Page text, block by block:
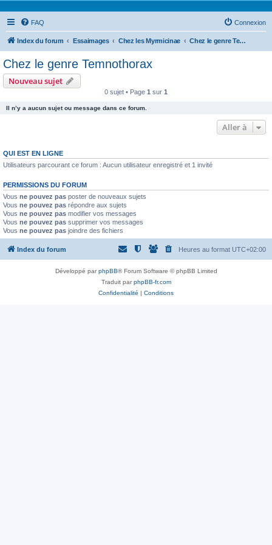
FAQ Connexion
Index du forum Essaimages Chez les Myrmicinae Chez le genre Temnothorax
Chez le genre Temnothorax
Nouveau sujet
0 sujet • Page 1 sur 1
Il n’y a aucun sujet ou message dans ce forum.
Aller à
QUI EST EN LIGNE
Utilisateurs parcourant ce forum : Aucun utilisateur enregistré et 1 invité
PERMISSIONS DU FORUM
Vous ne pouvez pas poster de nouveaux sujets
Vous ne pouvez pas répondre aux sujets
Vous ne pouvez pas modifier vos messages
Vous ne pouvez pas supprimer vos messages
Vous ne pouvez pas joindre des fichiers
Index du forum Heures au format UTC+02:00
Développé parphpBB® Forum Software © phpBB Limited
Traduit parphpBB-fr.com
Confidentialité | Conditions